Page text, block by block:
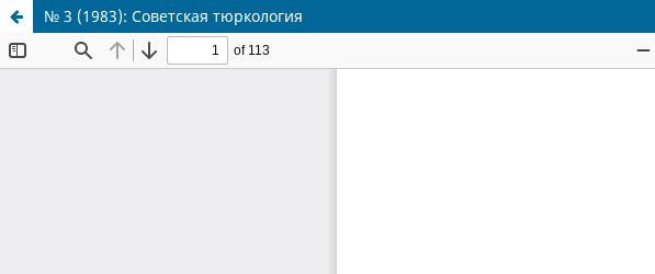
№ 3 (1983): Советская тюркология